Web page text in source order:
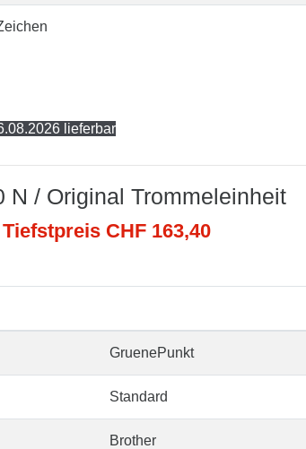
lieferbar
N / Original Trommeleinheit
CHF 163,40
GruenePunkt
Standard
Brother